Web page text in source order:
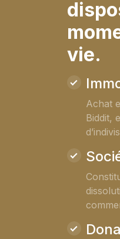
vie.
Achat
Biddit,